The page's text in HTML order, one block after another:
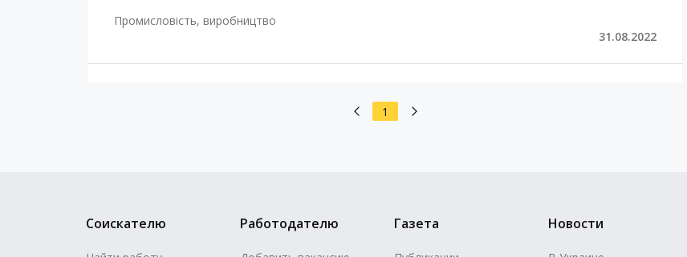
Промисловість, виробництво
31.08.2022
1
Соискателю Работодателю Газета Новости